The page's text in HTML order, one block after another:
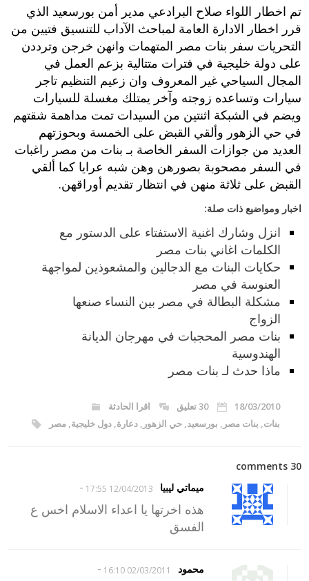
تم اخطار اللواء صلاح البرادعي مدير أمن بورسعيد الذي
قرر اخطار الادارة العامة لمباحث الآداب للتنسيق فتيين من
التحريات سفر بنات مصر المتهمات وانهن خرجن وترددن
على دولة خليجية في فترات متتالية بزعم العمل في
المجال السياحي غير المعروف وان زعيم التنظيم تاجر
سيارات وتساعده زوجته وآخر يمتلك مغسلة للسيارات
ويضم في الشبكة اثنتين من السيدات تمت مداهمة شقتهم
في حي الزهور وألقي القبض على الخمسة وبحوزتهم
العديد من جوازات السفر الخاصة بـ بنات من مصر راغبات
في السفر مصحوبة بصورهن وهن شبه عرايا كما ألقي
القبض على ثلاثة منهن في انتظار تقديم أوراقهن.
اخبار ومواضيع ذات صلة:
انزل وشارك اغنية الاستفتاء على الدستور مع
الكلمات اغاني بنات مصر
حكايات البنات مع الدجالين والمشعوذين لمواجهة
العنوسة في مصر
مشكلة البطالة في مصر بين النساء صنعها
الزواج
بنات مصر المحجبات في مهرجان الديانة
الهندوسية
ماذا حدث لـ بنات مصر
18/03/2010 30 تعليق
اقرا الحادثة
بنات, بنات مصر , بورسعيد,حي الزهور ,دعارة,دول خليجية,مصر
30 comments
ميماتي ليبيا
12/04/2013 17:55
-
هذه اخرتها يا اعداء الاسلام اخس ع
الفسق
محمود 02/03/2011 16:10
-